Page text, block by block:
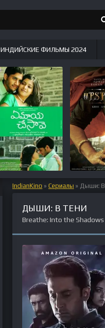
IndianKino » Сериалы » Дыши: В
ДЫШИ: В ТЕНИ
Breathe: Into the Shadows
ИНДИЙСКИЕ ФИЛЬМЫ 2024